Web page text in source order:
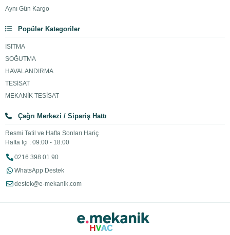
Aynı Gün Kargo
Popüler Kategoriler
ISITMA
SOĞUTMA
HAVALANDIRMA
TESİSAT
MEKANİK TESİSAT
Çağrı Merkezi / Sipariş Hattı
Resmi Tatil ve Hafta Sonları Hariç
Hafta İçi : 09:00 - 18:00
0216 398 01 90
WhatsApp Destek
destek@e-mekanik.com